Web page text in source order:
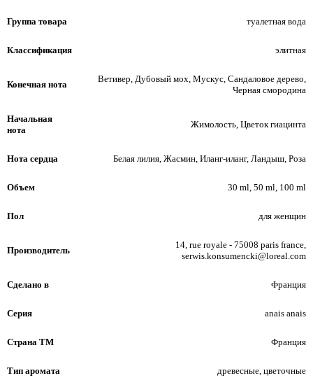
Группа товара туалетная вода
Классификация элитная
Конечная нота
Ветивер, Дубовый мох, Мускус, Сандаловое дерево,
Черная смородина
Начальная
нота
Жимолость, Цветок гиацинта
Нота сердца Белая лилия, Жасмин, Иланг-иланг, Ландыш, Роза
Объем 30 ml, 50 ml, 100 ml
Пол для женщин
Производитель
14, rue royale - 75008 paris france,
serwis.konsumencki@loreal.com
Сделано в Франция
Серия anais anais
Страна ТМ Франция
Тип аромата древесные, цветочные